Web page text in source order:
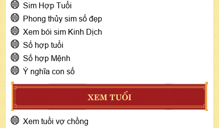
Sim Hợp Tuổi
Phong thủy sim số đẹp
Xem bói sim Kinh Dịch
Số hợp tuổi
Số hợp Mệnh
Ý nghĩa con số
XEM TUỔI
Xem tuổi vợ chồng